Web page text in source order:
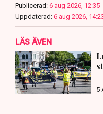
Publicerad: 6 aug 2026, 12:35
Uppdaterad: 6 aug 2026,
LÄS ÄVEN
5